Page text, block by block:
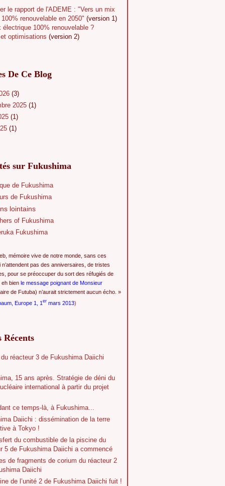
le rapport de l'ADEME : "Vers un mix
renouvelable en 2050" (version 1)
électrique 100% renouvelable ?
optimisations (version 2)
De Ce Blog
(3)
2025 (1)
(1)
(1)
sur Fukushima
de Fukushima
de Fukushima
lointains
of Fukushima
Fukushima
mémoire vive de notre monde, sans ces
n’attendent pas des anniversaires, de tristes
pour se préoccuper du sort des réfugiés de
bien le message poignant de Monsieur
de Futuba) n’aurait strictement aucun écho. »
Europe 1, 1 er mars 2013)
réacteur 3 de Fukushima Daiichi
15 ans après. Stratégie de déni du
international à partir du projet
ce temps-là, à Fukushima...
Daiichi : dissémination de la terre
à Tokyo !
du combustible de la piscine du
5 de Fukushima Daiichi a commencé
de fragments de corium du réacteur 2
Daiichi
de l’unité 2 de Fukushima Daiichi fuit !